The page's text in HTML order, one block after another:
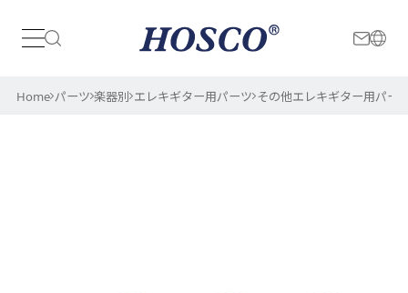
日本 International
Home パーツ 楽器別 エレキギター用パーツ その他エレキギター用パー